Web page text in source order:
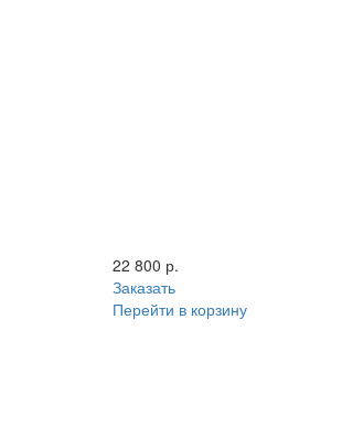
22 800 р.
Заказать
Перейти в корзину